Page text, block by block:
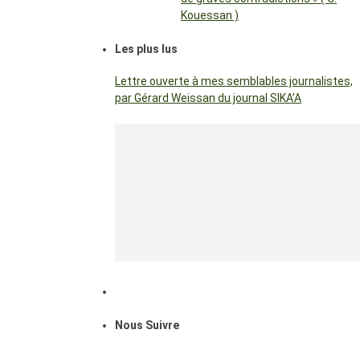
Kouessan )
Les plus lus
Lettre ouverte à mes semblables journalistes,
par Gérard Weissan du journal SIKA’A
Nous Suivre